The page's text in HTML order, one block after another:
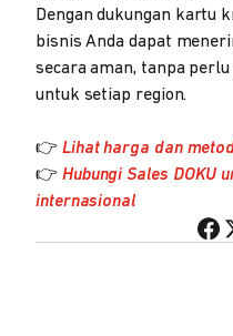
Dengan dukungan kartu
bisnis Anda dapat
secara aman, tanpa
untuk setiap region.
👉 Lihat harga dan
👉 Hubungi Sales DOKU
internasional